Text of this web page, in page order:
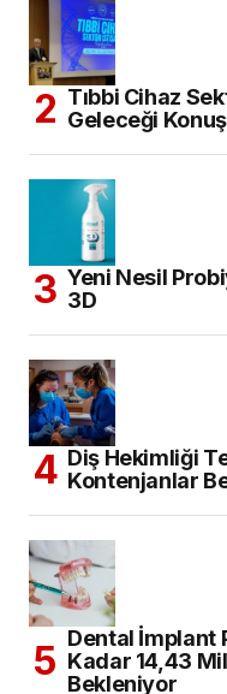
Tıbbi Cihaz
Geleceği
Yeni Nesil
3D
Diş Hekimliği
Kontenjanlar
Dental İmplant
Kadar 14,43
Bekleniyor